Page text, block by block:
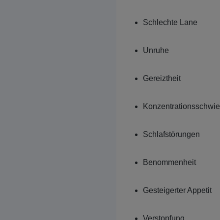
Schlechte Lane
Unruhe
Gereiztheit
Schlafstörungen
Benommenheit
Gesteigerter Appetit
Verstopfung